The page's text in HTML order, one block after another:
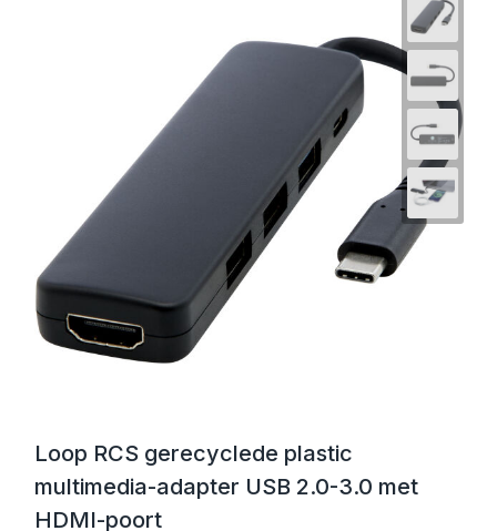
Loop RCS gerecyclede plastic
multimedia-adapter USB 2.0-3.0 met
HDMI-poort